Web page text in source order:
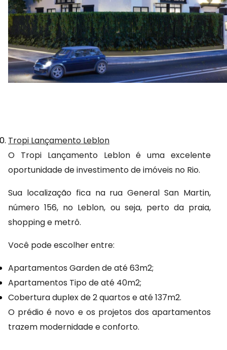
Tropi Lançamento Leblon
O Tropi Lançamento Leblon é uma excelente
oportunidade de investimento de imóveis no Rio.
Sua localização fica na rua General San Martin,
número 156, no Leblon, ou seja, perto da praia,
shopping e metrô.
Você pode escolher entre:
Apartamentos Garden de até 63m2;
Apartamentos Tipo de até 40m2;
Cobertura duplex de 2 quartos e até 137m2.
O prédio é novo e os projetos dos apartamentos
trazem modernidade e conforto.